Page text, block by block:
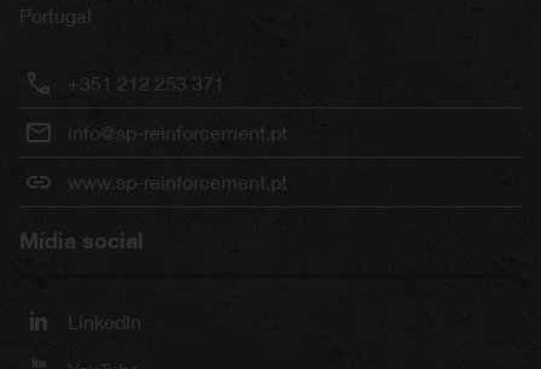
Portugal
+351 212 253 371
info@sp-reinforcement.pt
www.sp-reinforcement.pt
Mídia social
LinkedIn